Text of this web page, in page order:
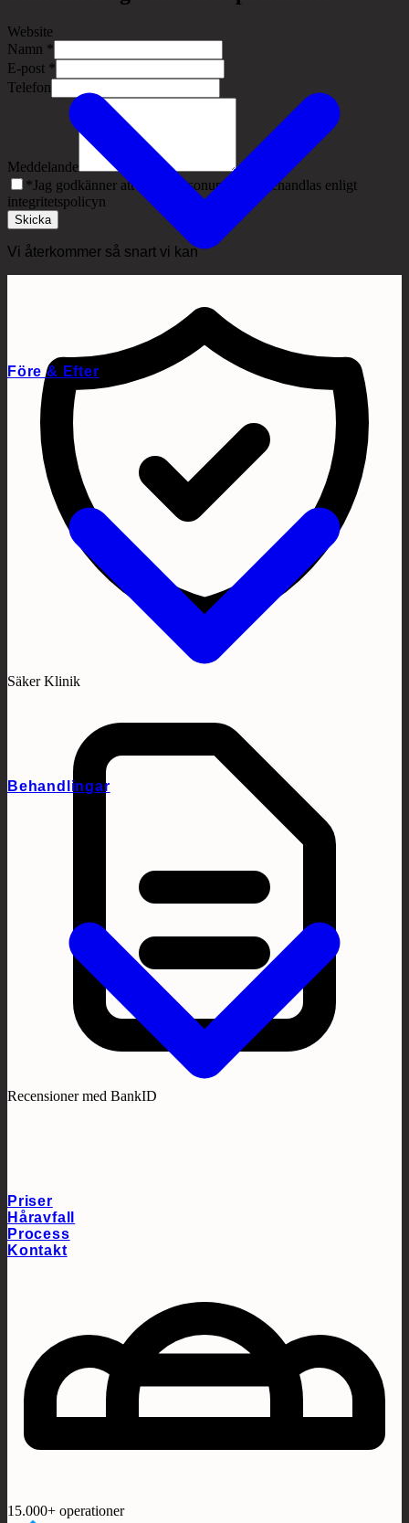
Före & Efter
Behandlingar
Priser
Håravfall
Process
Kontakt
Website
Namn *
E-post *
Telefon
Meddelande
*Jag godkänner att mina personuppgifter behandlas enligt
integritetspolicyn
Skicka
Vi återkommer så snart vi kan
Säker Klinik
Recensioner med BankID
15.000+ operationer